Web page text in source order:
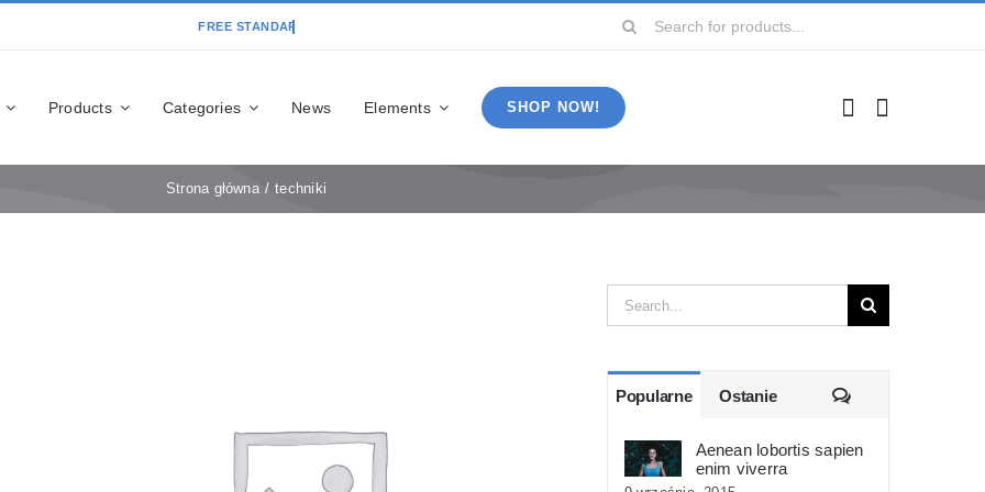
Szukaj
Products Categories News Elements SHOP NOW!
Strona główna techniki
Szukaj
Popularne Ostanie Komentarze
Aenean lobortis sapien
enim viverra